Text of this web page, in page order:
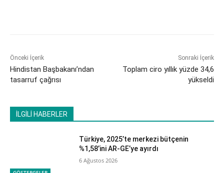
Önceki İçerik
​Hindistan Başbakanı’ndan
tasarruf çağrısı
Sonraki İçerik
Toplam ciro yıllık yüzde 34,6
yükseldi
İLGİLİ HABERLER
Türkiye, 2025’te merkezi bütçenin
%1,58’ini AR-GE’ye ayırdı
6 Ağustos 2026